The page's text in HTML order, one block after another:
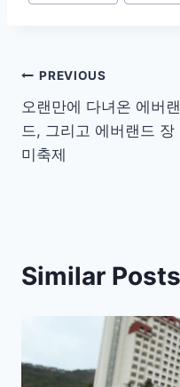
Post
navigation
PREVIOUS
오랜만에 다녀온 에버랜
드, 그리고 에버랜드 장
미축제
Similar Posts